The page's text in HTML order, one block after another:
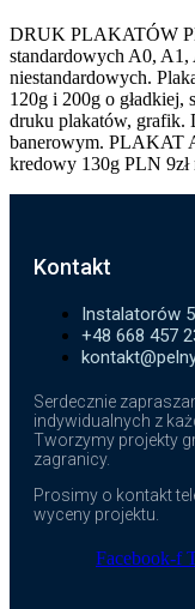
DRUK PLAKATÓW
standardowych A0,
niestandardowych.
120g i 200g o
druku plakatów, grafik.
banerowym. PLAKAT
kredowy 130g PLN
Kontakt
Instalatorów
+48 668 457
Serdecznie
indywidualnych z
Tworzymy projekty
zagranicy.
Prosimy o kontakt
wyceny projektu.
Facebook-f